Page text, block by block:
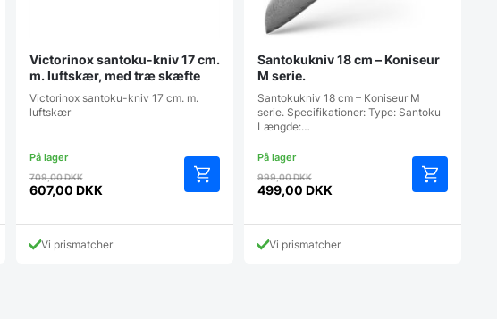
Victorinox santoku-kniv 17 cm.
m. luftskær, med træ skæfte
Victorinox santoku-kniv 17 cm. m.
luftskær
709,00DKKDen
oprindelige
var:
709,00 DKK.
607,00 DKK
aktuelle
pris
er:Vi prismatcher
Santokukniv 18 cm – Koniseur
M serie.
Santokukniv 18 cm – Koniseur M
serie. Specifikationer: Type: Santoku
Længde:…
999,00DKKDen
oprindelige
var:
999,00 DKK.
499,00 DKK
aktuelle
pris
er:Vi prismatcher